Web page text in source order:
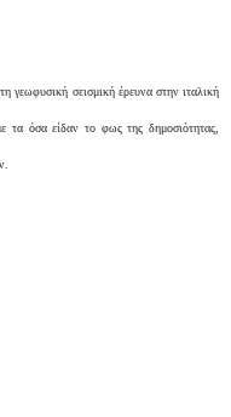
γεωφυσική σεισμική έρευνα στην ιταλική
τα όσα είδαν το φως της δημοσιότητας,